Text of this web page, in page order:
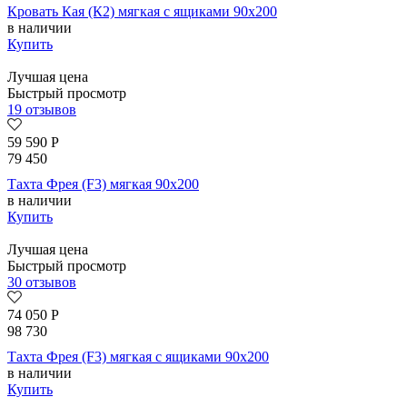
Кровать Кая (К2) мягкая с ящиками 90х200
в наличии
Купить
Лучшая цена
Быстрый просмотр
19 отзывов
59 590 Р
79 450
Тахта Фрея (F3) мягкая 90х200
в наличии
Купить
Лучшая цена
Быстрый просмотр
30 отзывов
74 050 Р
98 730
Тахта Фрея (F3) мягкая с ящиками 90х200
в наличии
Купить